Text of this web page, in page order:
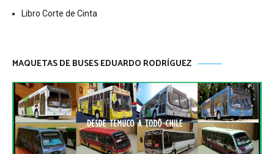
Libro Corte de Cinta
MAQUETAS DE BUSES EDUARDO RODRÍGUEZ